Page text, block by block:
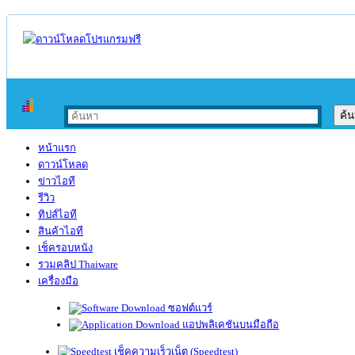
หน้าแรก
ดาวน์โหลด
ข่าวไอที
รีวิว
ทิปส์ไอที
สินค้าไอที
เช็ครอบหนัง
รวมคลิป Thaiware
เครื่องมือ
ซอฟต์แวร์
แอปพลิเคชันบนมือถือ
เช็คความเร็วเน็ต (Speedtest)